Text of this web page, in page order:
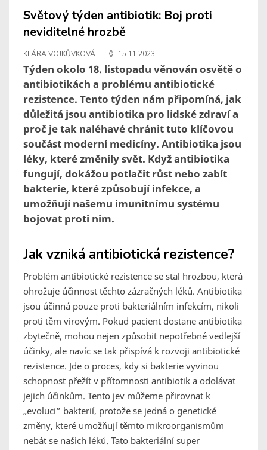
Světový týden antibiotik: Boj proti
neviditelné hrozbě
KLÁRA VOJKŮVKOVÁ 15.11.2023
Týden okolo 18. listopadu věnován osvětě o
antibiotikách a problému antibiotické
rezistence. Tento týden nám připomíná, jak
důležitá jsou antibiotika pro lidské zdraví a
proč je tak naléhavé chránit tuto klíčovou
součást moderní medicíny. Antibiotika jsou
léky, které změnily svět. Když antibiotika
fungují, dokážou potlačit růst nebo zabít
bakterie, které způsobují infekce, a
umožňují našemu imunitnímu systému
bojovat proti nim.
Jak vzniká antibiotická rezistence?
Problém antibiotické rezistence se stal hrozbou, která
ohrožuje účinnost těchto zázračných léků. Antibiotika
jsou účinná pouze proti bakteriálním infekcím, nikoli
proti těm virovým. Pokud pacient dostane antibiotika
zbytečně, mohou nejen způsobit nepotřebné vedlejší
účinky, ale navíc se tak přispívá k rozvoji antibiotické
rezistence. Jde o proces, kdy si bakterie vyvinou
schopnost přežít v přítomnosti antibiotik a odolávat
jejich účinkům. Tento jev můžeme přirovnat k
„evoluci“ bakterií, protože se jedná o genetické
změny, které umožňují těmto mikroorganismům
nebát se našich léků. Tato bakteriální super